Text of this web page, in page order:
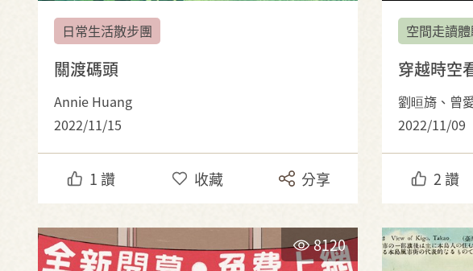
日常生活散步團
關渡碼頭
Annie Huang
2022/11/15
1讚 收藏 分享
空間走讀
穿越時空
劉晅旖、曾
2022/11/09
2讚
8120